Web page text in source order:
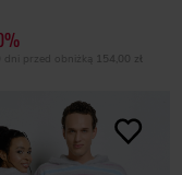
dni przed obniżką 154,00 zł